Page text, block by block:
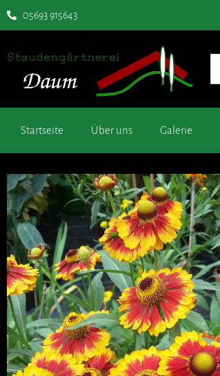
05693 915643
Startseite Über uns Galerie